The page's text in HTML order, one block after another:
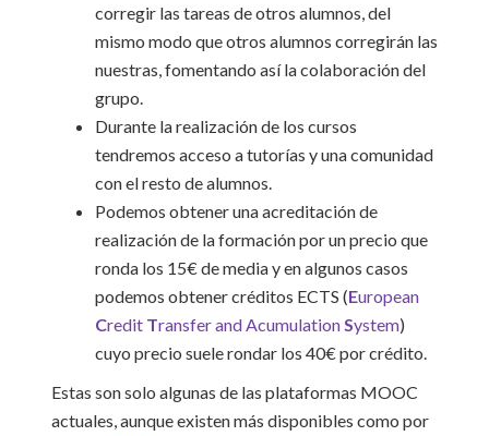
corregir las tareas de otros alumnos, del
mismo modo que otros alumnos corregirán las
nuestras, fomentando así la colaboración del
grupo.
Durante la realización de los cursos
tendremos acceso a tutorías y una comunidad
con el resto de alumnos.
Podemos obtener una acreditación de
realización de la formación por un precio que
ronda los 15€ de media y en algunos casos
podemos obtener créditos ECTS (European
Credit Transfer and Acumulation System)
cuyo precio suele rondar los 40€ por crédito.
Estas son solo algunas de las plataformas MOOC
actuales, aunque existen más disponibles como por